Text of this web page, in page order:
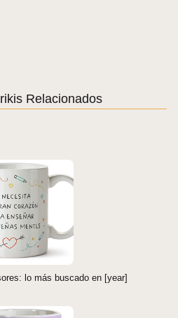
Relacionados
lo más buscado en [year]